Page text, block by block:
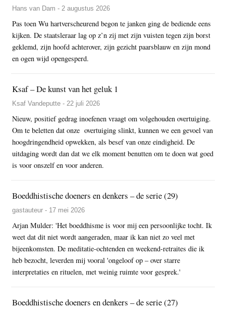
Hans van Dam - 2 augustus 2026
Pas toen Wu hartverscheurend begon te janken ging de bediende eens
kijken. De staatsleraar lag op z’n zij met zijn vuisten tegen zijn borst
geklemd, zijn hoofd achterover, zijn gezicht paarsblauw en zijn mond
en ogen wijd opengesperd.
Ksaf – De kunst van het geluk 1
Ksaf Vandeputte - 22 juli 2026
Nieuw, positief gedrag inoefenen vraagt om volgehouden overtuiging.
Om te beletten dat onze overtuiging slinkt, kunnen we een gevoel van
hoogdringendheid opwekken, als besef van onze eindigheid. De
uitdaging wordt dan dat we elk moment benutten om te doen wat goed
is voor onszelf en voor anderen.
Boeddhistische doeners en denkers – de serie (29)
gastauteur - 17 mei 2026
Arjan Mulder: 'Het boeddhisme is voor mij een persoonlijke tocht. Ik
weet dat dit niet wordt aangeraden, maar ik kan niet zo veel met
bijeenkomsten. De meditatie-ochtenden en weekend-retraites die ik
heb bezocht, leverden mij vooral 'ongeloof op – over starre
interpretaties en rituelen, met weinig ruimte voor gesprek.'
Boeddhistische doeners en denkers – de serie (27)